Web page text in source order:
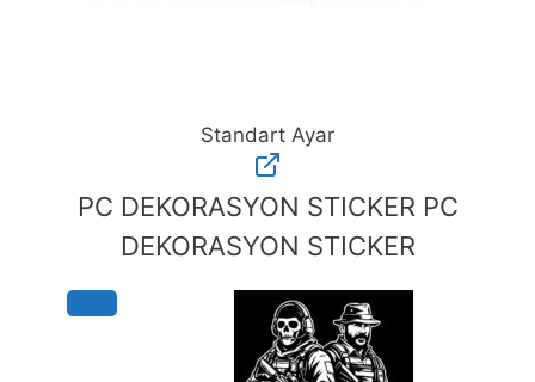
Standart Ayar
PC DEKORASYON STICKER PC
DEKORASYON STICKER